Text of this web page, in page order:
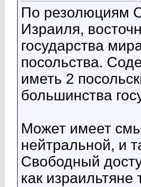
По резолюциям
Израиля,
государства
посольства.
иметь 2
большинства
Может имеет
нейтральной, и
Свободный
как